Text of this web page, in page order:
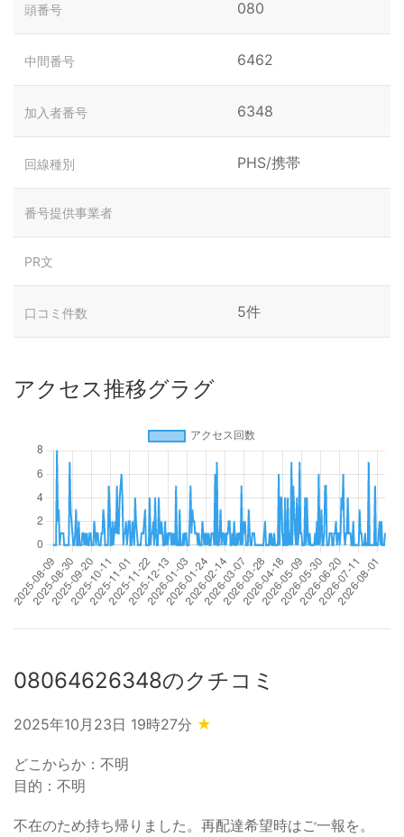
頭番号 080
中間番号 6462
加入者番号 6348
回線種別 PHS/携帯
番号提供事業者
PR文
口コミ件数 5件
アクセス推移グラグ
08064626348のクチコミ
2025年10月23日 19時27分 ★
どこからか：不明
目的：不明
不在のため持ち帰りました。再配達希望時はご一報を。